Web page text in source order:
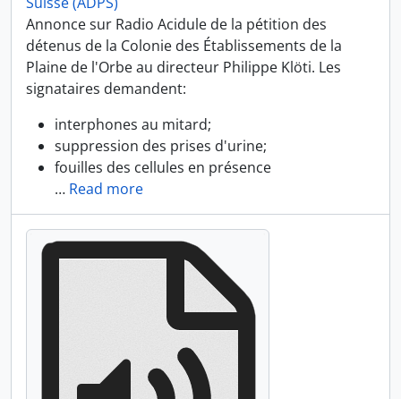
Annonce sur Radio Acidule de la pétition des
détenus de la Colonie des Établissements de la
Plaine de l'Orbe au directeur Philippe Klöti. Les
signataires demandent:
interphones au mitard;
suppression des prises d'urine;
fouilles des cellules en présence
… Read more